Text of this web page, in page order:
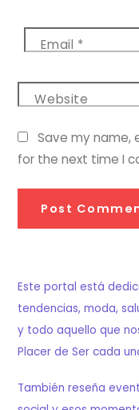
Email *
Website
Save my name,
for the next time I
Este portal está
tendencias, moda,
y todo aquello que
Placer de Ser cada
También reseña